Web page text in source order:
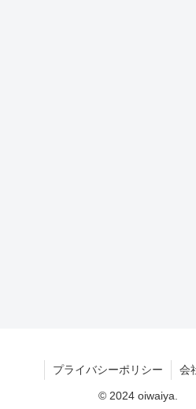
プライバシーポリシー 会
© 2024 oiwaiya.